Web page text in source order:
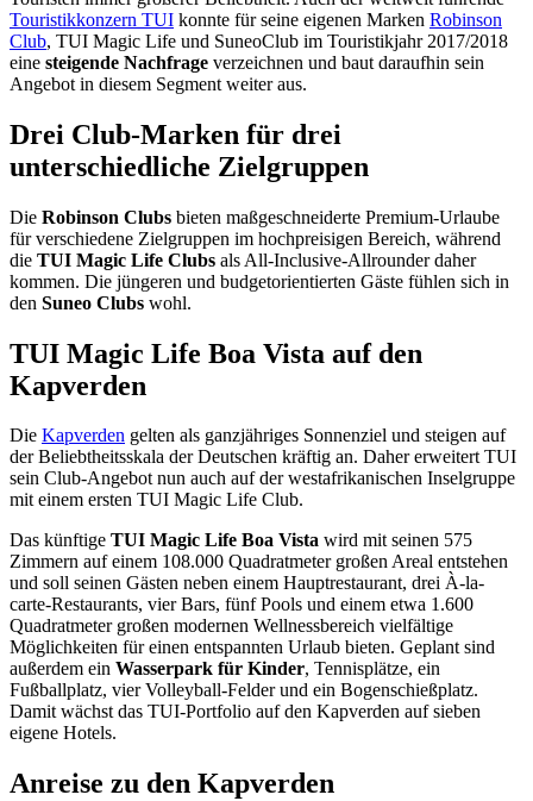
Touristikkonzern TUI konnte für seine eigenen Marken Robinson
Club, TUI Magic Life und SuneoClub im Touristikjahr 2017/2018
eine steigende Nachfrage verzeichnen und baut daraufhin sein
Angebot in diesem Segment weiter aus.
Drei Club-Marken für drei
unterschiedliche Zielgruppen
Die Robinson Clubs bieten maßgeschneiderte Premium-Urlaube
für verschiedene Zielgruppen im hochpreisigen Bereich, während
die TUI Magic Life Clubs als All-Inclusive-Allrounder daher
kommen. Die jüngeren und budgetorientierten Gäste fühlen sich in
den Suneo Clubs wohl.
TUI Magic Life Boa Vista auf den
Kapverden
Die Kapverden gelten als ganzjähriges Sonnenziel und steigen auf
der Beliebtheitsskala der Deutschen kräftig an. Daher erweitert TUI
sein Club-Angebot nun auch auf der westafrikanischen Inselgruppe
mit einem ersten TUI Magic Life Club.
Das künftige TUI Magic Life Boa Vista wird mit seinen 575
Zimmern auf einem 108.000 Quadratmeter großen Areal entstehen
und soll seinen Gästen neben einem Hauptrestaurant, drei À-la-
carte-Restaurants, vier Bars, fünf Pools und einem etwa 1.600
Quadratmeter großen modernen Wellnessbereich vielfältige
Möglichkeiten für einen entspannten Urlaub bieten. Geplant sind
außerdem ein Wasserpark für Kinder, Tennisplätze, ein
Fußballplatz, vier Volleyball-Felder und ein Bogenschießplatz.
Damit wächst das TUI-Portfolio auf den Kapverden auf sieben
eigene Hotels.
Anreise zu den Kapverden